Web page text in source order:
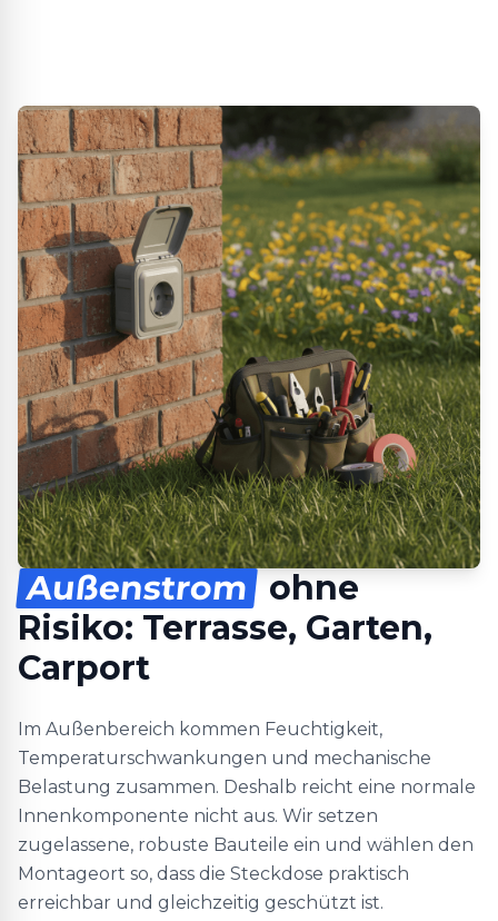
Außenstrom ohne
Risiko: Terrasse, Garten,
Carport
Im Außenbereich kommen Feuchtigkeit,
Temperaturschwankungen und mechanische
Belastung zusammen. Deshalb reicht eine normale
Innenkomponente nicht aus. Wir setzen
zugelassene, robuste Bauteile ein und wählen den
Montageort so, dass die Steckdose praktisch
erreichbar und gleichzeitig geschützt ist.